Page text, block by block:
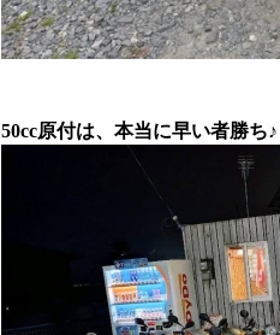
50cc原付は、本当に早い者勝ち♪